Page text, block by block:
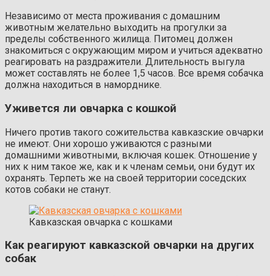
Независимо от места проживания с домашним
животным желательно выходить на прогулки за
пределы собственного жилища. Питомец должен
знакомиться с окружающим миром и учиться адекватно
реагировать на раздражители. Длительность выгула
может составлять не более 1,5 часов. Все время собачка
должна находиться в наморднике.
Уживется ли овчарка с кошкой
Ничего против такого сожительства кавказские овчарки
не имеют. Они хорошо уживаются с разными
домашними животными, включая кошек. Отношение у
них к ним такое же, как и к членам семьи, они будут их
охранять. Терпеть же на своей территории соседских
котов собаки не станут.
Кавказская овчарка с кошками
Как реагируют кавказской овчарки на других
собак